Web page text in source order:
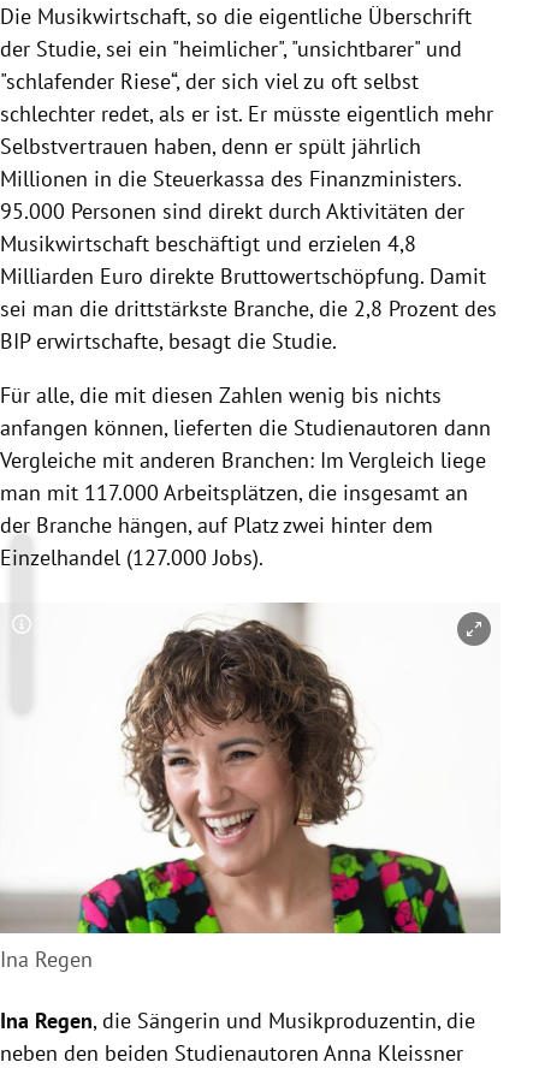
Die Musikwirtschaft, so die eigentliche Überschrift
der Studie, sei ein "heimlicher", "unsichtbarer" und
"schlafender Riese“, der sich viel zu oft selbst
schlechter redet, als er ist. Er müsste eigentlich mehr
Selbstvertrauen haben, denn er spült jährlich
Millionen in die Steuerkassa des Finanzministers.
95.000 Personen sind direkt durch Aktivitäten der
Musikwirtschaft beschäftigt und erzielen 4,8
Milliarden Euro direkte Bruttowertschöpfung. Damit
sei man die drittstärkste Branche, die 2,8 Prozent des
BIP erwirtschafte, besagt die Studie.
Für alle, die mit diesen Zahlen wenig bis nichts
anfangen können, lieferten die Studienautoren dann
Vergleiche mit anderen Branchen: Im Vergleich liege
man mit 117.000 Arbeitsplätzen, die insgesamt an
der Branche hängen, auf Platz zwei hinter dem
Einzelhandel (127.000 Jobs).
Copyright-Hinweis öffnen/schließen
Ina Regen
Ina Regen, die Sängerin und Musikproduzentin, die
neben den beiden Studienautoren Anna Kleissner